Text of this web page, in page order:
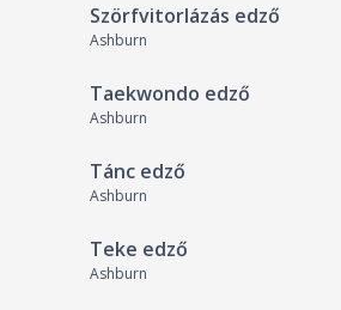
Szörfvitorlázás edző
Ashburn
Taekwondo edző
Ashburn
Tánc edző
Ashburn
Teke edző
Ashburn